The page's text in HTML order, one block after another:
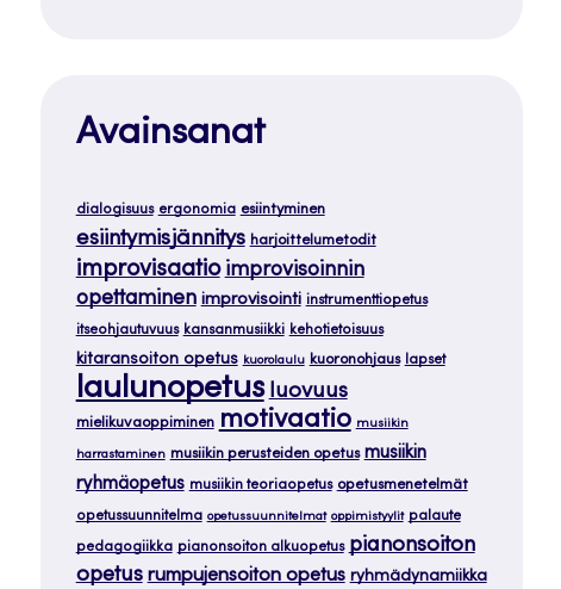
Avainsanat
dialogisuus ergonomia esiintyminen
esiintymisjännitys harjoittelumetodit
improvisaatio improvisoinnin
opettaminen improvisointi instrumenttiopetus
itseohjautuvuus kansanmusiikki kehotietoisuus
kitaransoiton opetus kuorolaulu kuoronohjaus lapset
laulunopetus luovuus
mielikuvaoppiminen motivaatio musiikin
harrastaminen musiikin perusteiden opetus musiikin
ryhmäopetus musiikin teoriaopetus opetusmenetelmät
opetussuunnitelma opetussuunnitelmat oppimistyylit palaute
pedagogiikka pianonsoiton alkuopetus pianonsoiton
opetus rumpujensoiton opetus ryhmädynamiikka